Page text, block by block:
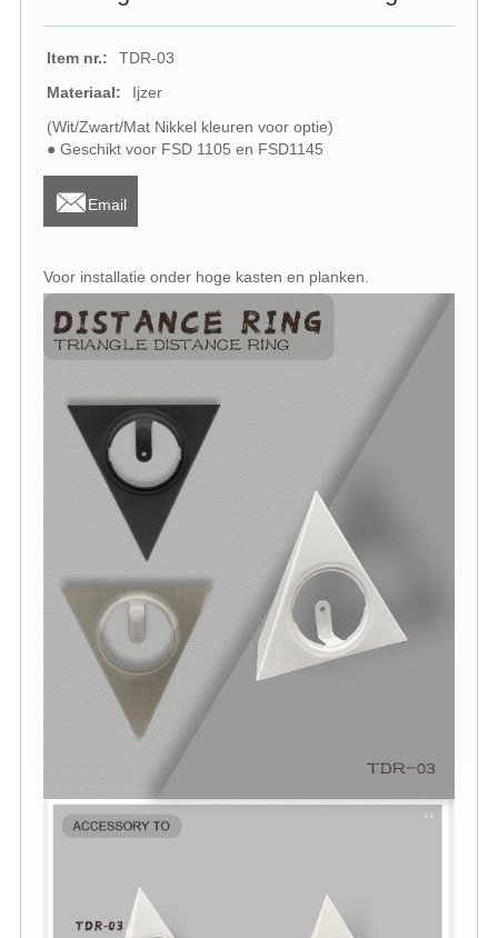
Item nr.:
TDR-03
Materiaal:
Ijzer
(Wit/Zwart/Mat Nikkel kleuren voor optie)
● Geschikt voor FSD 1105 en FSD1145
Email
Voor installatie onder hoge kasten en planken.